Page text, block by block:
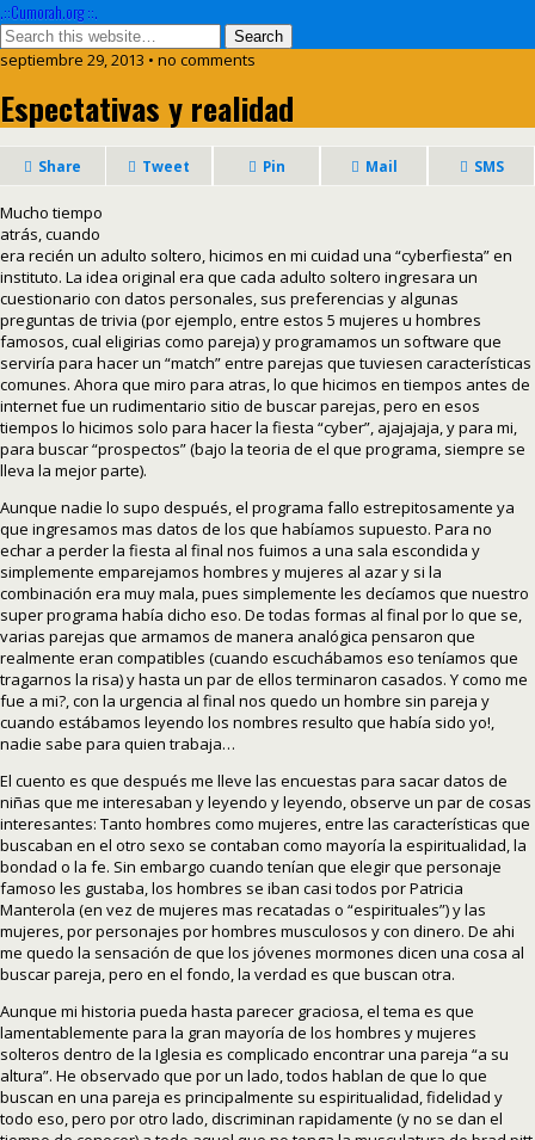
.::Cumorah.org ::.
septiembre 29, 2013 • no comments
Espectativas y realidad
Share Tweet Pin Mail SMS
Mucho tiempo
atrás, cuando
era recién un adulto soltero, hicimos en mi cuidad una “cyberfiesta” en
instituto. La idea original era que cada adulto soltero ingresara un
cuestionario con datos personales, sus preferencias y algunas
preguntas de trivia (por ejemplo, entre estos 5 mujeres u hombres
famosos, cual eligirias como pareja) y programamos un software que
serviría para hacer un “match” entre parejas que tuviesen características
comunes. Ahora que miro para atras, lo que hicimos en tiempos antes de
internet fue un rudimentario sitio de buscar parejas, pero en esos
tiempos lo hicimos solo para hacer la fiesta “cyber”, ajajajaja, y para mi,
para buscar “prospectos” (bajo la teoria de el que programa, siempre se
lleva la mejor parte).
Aunque nadie lo supo después, el programa fallo estrepitosamente ya
que ingresamos mas datos de los que habíamos supuesto. Para no
echar a perder la fiesta al final nos fuimos a una sala escondida y
simplemente emparejamos hombres y mujeres al azar y si la
combinación era muy mala, pues simplemente les decíamos que nuestro
super programa había dicho eso. De todas formas al final por lo que se,
varias parejas que armamos de manera analógica pensaron que
realmente eran compatibles (cuando escuchábamos eso teníamos que
tragarnos la risa) y hasta un par de ellos terminaron casados. Y como me
fue a mi?, con la urgencia al final nos quedo un hombre sin pareja y
cuando estábamos leyendo los nombres resulto que había sido yo!,
nadie sabe para quien trabaja…
El cuento es que después me lleve las encuestas para sacar datos de
niñas que me interesaban y leyendo y leyendo, observe un par de cosas
interesantes: Tanto hombres como mujeres, entre las características que
buscaban en el otro sexo se contaban como mayoría la espiritualidad, la
bondad o la fe. Sin embargo cuando tenían que elegir que personaje
famoso les gustaba, los hombres se iban casi todos por Patricia
Manterola (en vez de mujeres mas recatadas o “espirituales”) y las
mujeres, por personajes por hombres musculosos y con dinero. De ahi
me quedo la sensación de que los jóvenes mormones dicen una cosa al
buscar pareja, pero en el fondo, la verdad es que buscan otra.
Aunque mi historia pueda hasta parecer graciosa, el tema es que
lamentablemente para la gran mayoría de los hombres y mujeres
solteros dentro de la Iglesia es complicado encontrar una pareja “a su
altura”. He observado que por un lado, todos hablan de que lo que
buscan en una pareja es principalmente su espiritualidad, fidelidad y
todo eso, pero por otro lado, discriminan rapidamente (y no se dan el